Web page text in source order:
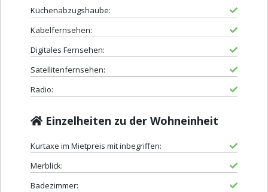
Küchenabzugshaube:
Kabelfernsehen:
Digitales Fernsehen:
Satellitenfernsehen:
Radio:
Einzelheiten zu der Wohneinheit
Kurtaxe im Mietpreis mit inbegriffen:
Merblick:
Badezimmer: